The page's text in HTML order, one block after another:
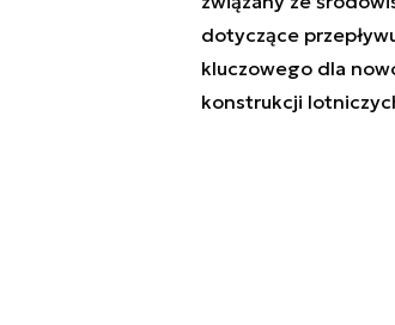
dotyczące
kluczowego dla
konstrukcji